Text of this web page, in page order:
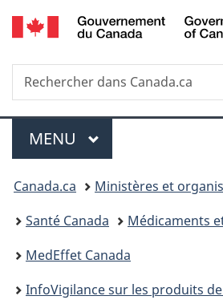
au
à
Au
du
à
version
Recherche
Rechercher
dans
Menu
MENU PRINCIPAL
Vous
êtes
ici :
Canada.ca
Ministères et
Santé Canada
Médicaments
MedEffet Canada
InfoVigilance sur les produits